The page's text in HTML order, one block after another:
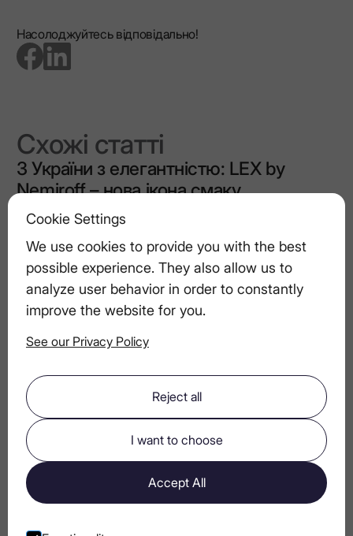
Cookie Settings
We use cookies to provide you with the best
possible experience. They also allow us to
analyze user behavior in order to constantly
improve the website for you.
See our Privacy Policy
Reject all
I want to choose
Accept All
Насолоджуйтесь відповідально!
go to facebook page go to linkedin page
Схожі статті
З України з елегантністю: LEX by
Nemiroff – нова ікона смаку
Коктейлі для вечері: ідеальні напої з
горілкою для кожного страви
Чи є горілка найбільш дієтичним
алкогольним напоєм? Поради для
Як найкращі бармени світу обирають
горілку для фірмових напоїв
Найкращі коктейлі з горілкою для